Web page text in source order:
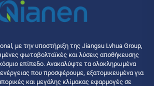
με την υποστήριξη της Jiangsu Lvhua Group,
φωτοβολταϊκές και λύσεις αποθήκευσης
επίπεδο. Ανακαλύψτε τα ολοκληρωμένα
που προσφέρουμε, εξατομικευμένα για
και μεγάλης κλίμακας εφαρμογές σε